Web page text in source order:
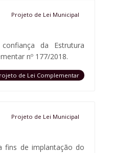
Projeto de Lei Municipal
da Estrutura
nº 177/2018.
de Lei Complementar
Projeto de Lei Municipal
fins de implantação do